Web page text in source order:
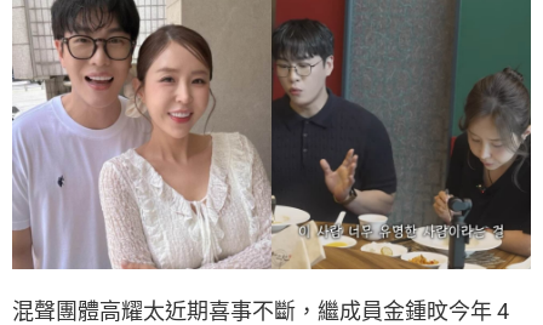
混聲團體高耀太近期喜事不斷，繼成員金鍾旼今年 4